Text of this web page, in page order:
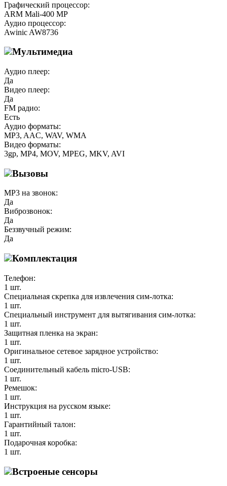
Графический процессор:
ARM Mali-400 MP
Аудио процессор:
Awinic AW8736
Мультимедиа
Аудио плеер:
Да
Видео плеер:
Да
FM радио:
Есть
Аудио форматы:
MP3, AAC, WAV, WMA
Видео форматы:
3gp, MP4, MOV, MPEG, MKV, AVI
Вызовы
MP3 на звонок:
Да
Виброзвонок:
Да
Беззвучный режим:
Да
Комплектация
Телефон:
1 шт.
Специальная скрепка для извлечения сим-лотка:
1 шт.
Специальный инструмент для вытягивания сим-лотка:
1 шт.
Защитная пленка на экран:
1 шт.
Оригинальное сетевое зарядное устройство:
1 шт.
Соединительный кабель micro-USB:
1 шт.
Ремешок:
1 шт.
Инструкция на русском языке:
1 шт.
Гарантийный талон:
1 шт.
Подарочная коробка:
1 шт.
Встроеные сенсоры